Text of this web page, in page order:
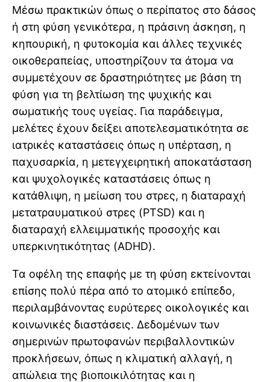
Μέσω πρακτικών όπως ο περίπατος στο δάσος
ή στη φύση γενικότερα, η πράσινη άσκηση, η
κηπουρική, η φυτοκομία και άλλες τεχνικές
οικοθεραπείας, υποστηρίζουν τα άτομα να
συμμετέχουν σε δραστηριότητες με βάση τη
φύση για τη βελτίωση της ψυχικής και
σωματικής τους υγείας. Για παράδειγμα,
μελέτες έχουν δείξει αποτελεσματικότητα σε
ιατρικές καταστάσεις όπως η υπέρταση, η
παχυσαρκία, η μετεγχειρητική αποκατάσταση
και ψυχολογικές καταστάσεις όπως η
κατάθλιψη, η μείωση του στρες, η διαταραχή
μετατραυματικού στρες (PTSD) και η
διαταραχή ελλειμματικής προσοχής και
υπερκινητικότητας (ADHD).
Τα οφέλη της επαφής με τη φύση εκτείνονται
επίσης πολύ πέρα από το ατομικό επίπεδο,
περιλαμβάνοντας ευρύτερες οικολογικές και
κοινωνικές διαστάσεις. Δεδομένων των
σημερινών πρωτοφανών περιβαλλοντικών
προκλήσεων, όπως η κλιματική αλλαγή, η
απώλεια της βιοποικιλότητας και η